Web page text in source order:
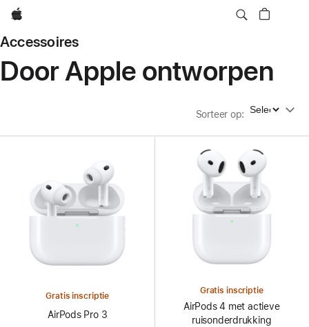
Apple
Accessoires
Door Apple ontworpen
Sorteer op: Sorteer op
Gratis inscriptie
AirPods Pro 3
Gratis inscriptie
AirPods 4 met actieve
ruisonderdrukking